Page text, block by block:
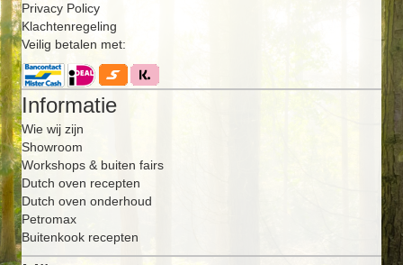
Privacy Policy
Klachtenregeling
Veilig betalen met:
Informatie
Wie wij zijn
Showroom
Workshops & buiten fairs
Dutch oven recepten
Dutch oven onderhoud
Petromax
Buitenkook recepten